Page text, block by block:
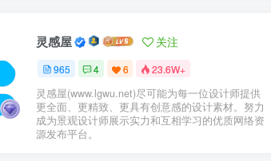
深圳沙头角公园实景图
灵感屋 关注
965 4 6 23.6W+
灵感屋(www.lgwu.net)尽可能为每一位设计师提供
更全面、更精致、更具有创意感的设计素材。努力
成为景观设计师展示实力和互相学习的优质网络资
源发布平台。